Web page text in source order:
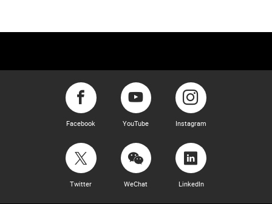
Facebook YouTube Instagram
Twitter WeChat LinkedIn